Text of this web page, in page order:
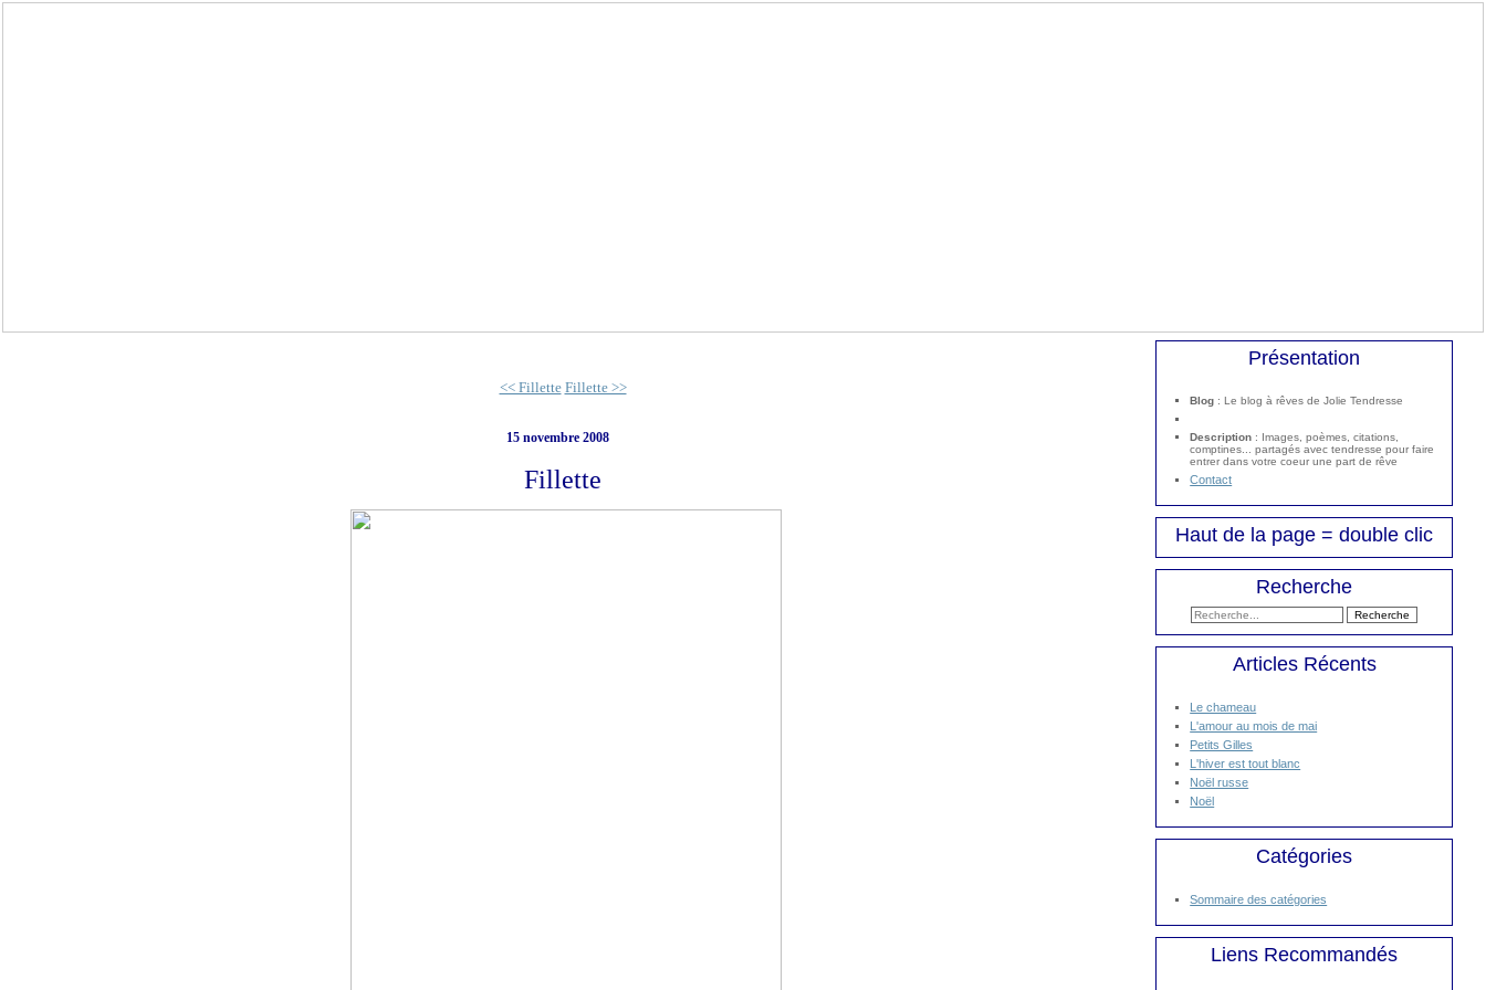
<< Fillette Fillette >>
15 novembre 2008
Fillette
Présentation
Blog : Le blog à rêves de Jolie Tendresse
Description : Images, poèmes, citations,
comptines... partagés avec tendresse pour faire
entrer dans votre coeur une part de rêve
Contact
Haut de la page = double clic
Recherche
Articles Récents
Le chameau
L'amour au mois de mai
Petits Gilles
L'hiver est tout blanc
Noël russe
Noël
Catégories
Sommaire des catégories
Liens Recommandés